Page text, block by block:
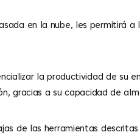
en la nube, les permitirá a
la productividad de su
gracias a su capacidad de
de las herramientas